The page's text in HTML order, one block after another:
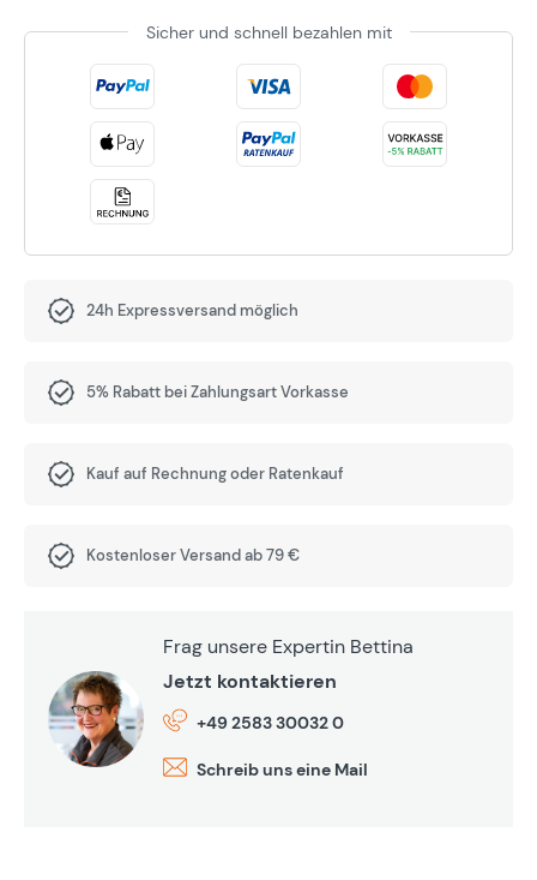
Sicher und schnell bezahlen mit
24h Expressversand möglich
5% Rabatt bei Zahlungsart Vorkasse
Kauf auf Rechnung oder Ratenkauf
Kostenloser Versand ab 79 €
Frag unsere Expertin Bettina
Jetzt kontaktieren
+49 2583 30032 0
Schreib uns eine Mail